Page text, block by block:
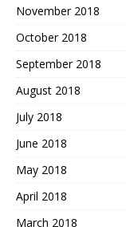
November 2018
October 2018
September 2018
August 2018
July 2018
June 2018
May 2018
April 2018
March 2018